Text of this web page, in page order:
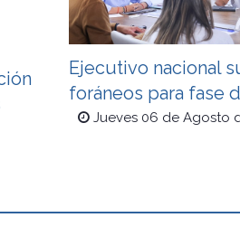
Ejecutivo nacional
foráneos para fase
Jueves 06 de Agosto